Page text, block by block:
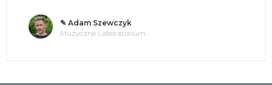
✎ Adam Szewczyk
Muzyczne Laboratorium